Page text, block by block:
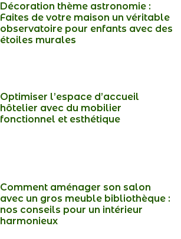
Décoration thème astronomie :
Faites de votre maison un véritable
observatoire pour enfants avec des
étoiles murales
Optimiser l’espace d’accueil
hôtelier avec du mobilier
fonctionnel et esthétique
Comment aménager son salon
avec un gros meuble bibliothèque :
nos conseils pour un intérieur
harmonieux